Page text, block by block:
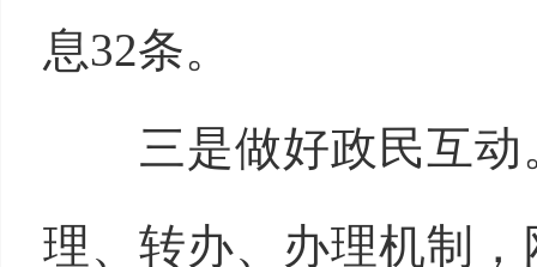
息32条。
三是做好政民互动
理、转办、办理机制